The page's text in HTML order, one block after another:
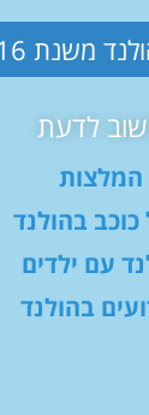
משנת 2016
לדעת
המלצות
כוכב בהולנד
עם ילדים
בהולנד